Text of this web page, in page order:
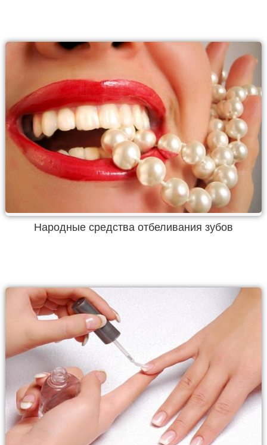
Народные средства отбеливания зубов